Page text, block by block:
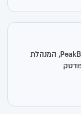
מייסד ושותף מנהל, PeakBridge, המנהלת